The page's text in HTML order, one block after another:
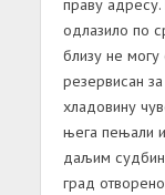
одлазило по
близу не могу
резервисан
хладовину
њега пењали
даљим
град